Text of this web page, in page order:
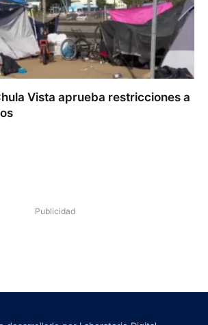
Vista aprueba restricciones a
Publicidad